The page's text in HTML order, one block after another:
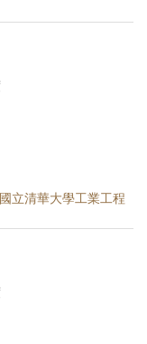
立清華大學工業工程